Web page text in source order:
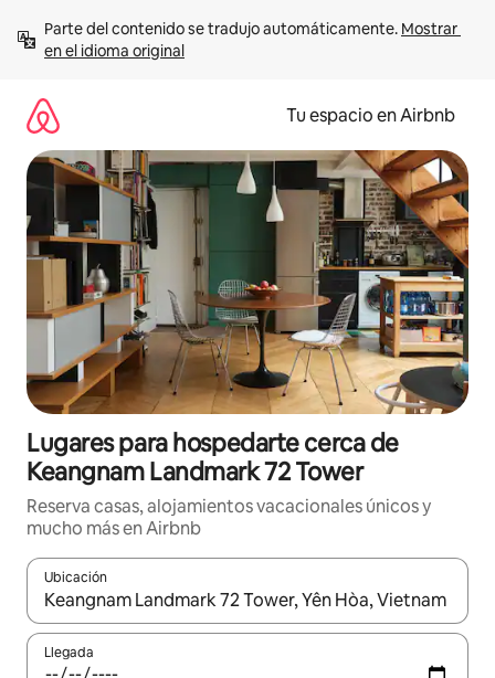
contenido
Parte del contenido se tradujo automáticamente. Mostrar
en el idioma original
Tu espacio en Airbnb
Lugares para hospedarte cerca de
Keangnam Landmark 72 Tower
Reserva casas, alojamientos vacacionales únicos y
mucho más en Airbnb
Ubicación
Cuando los resultados estén disponibles, podrás navegar
Llegada